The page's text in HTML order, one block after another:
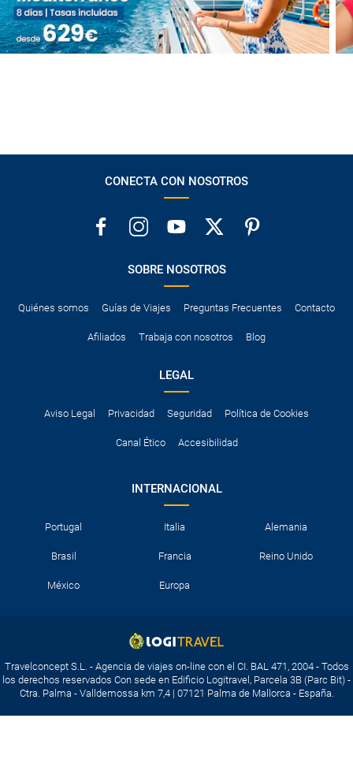
CONECTA CON NOSOTROS
SOBRE NOSOTROS
Quiénes somos Guías de Viajes Preguntas Frecuentes Contacto
Afiliados Trabaja con nosotros Blog
LEGAL
Aviso Legal Privacidad Seguridad Política de Cookies
Canal Ético Accesibilidad
INTERNACIONAL
Portugal Italia Alemania
Brasil Francia Reino Unido
México Europa
Travelconcept S.L. - Agencia de viajes on-line con el CI. BAL 471, 2004 - Todos
los derechos reservados Con sede en Edificio Logitravel, Parcela 3B (Parc Bit) -
Ctra. Palma - Valldemossa km 7,4 | 07121 Palma de Mallorca - España.